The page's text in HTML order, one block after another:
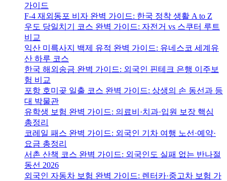
가이드
F-4 재외동포 비자 완벽 가이드: 한국 정착 생활 A to Z
우도 당일치기 코스 완벽 가이드: 자전거 vs 스쿠터 루트
비교
익산 미륵사지 백제 유적 완벽 가이드: 유네스코 세계유
산 하루 코스
한국 해외송금 완벽 가이드: 외국인 핀테크 은행 이주보
험 비교
포항 호미곶 일출 코스 완벽 가이드: 상생의 손 동선과 등
대 박물관
유학생 보험 완벽 가이드: 의료비·치과·입원 보장 핵심
총정리
코레일 패스 완벽 가이드: 외국인 기차 여행 노선·예약·
요금 총정리
서촌 산책 코스 완벽 가이드: 외국인도 실패 없는 반나절
동선 2026
외국인 자동차 보험 완벽 가이드: 렌터카·중고차 보험 가